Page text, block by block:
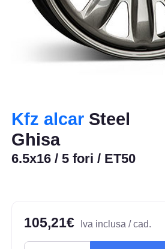
Kfz alcar Steel
Ghisa
6.5x16 / 5 fori / ET50
105,21€ Iva inclusa / cad.